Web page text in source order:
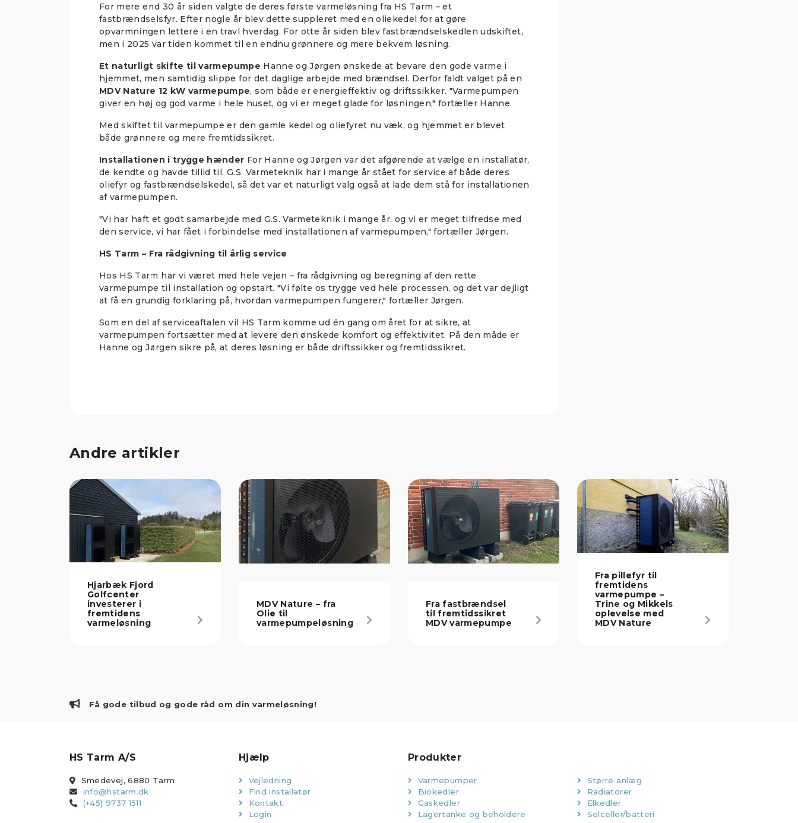
For mere end 30 år siden valgte de deres første varmeløsning fra HS Tarm – et
fastbrændselsfyr. Efter nogle år blev dette suppleret med en oliekedel for at gøre
opvarmningen lettere i en travl hverdag. For otte år siden blev fastbrændselskedlen udskiftet,
men i 2025 var tiden kommet til en endnu grønnere og mere bekvem løsning.
Et naturligt skifte til varmepumpe Hanne og Jørgen ønskede at bevare den gode varme i
hjemmet, men samtidig slippe for det daglige arbejde med brændsel. Derfor faldt valget på en
MDV Nature 12 kW varmepumpe, som både er energieffektiv og driftssikker. "Varmepumpen
giver en høj og god varme i hele huset, og vi er meget glade for løsningen," fortæller Hanne.
Med skiftet til varmepumpe er den gamle kedel og oliefyret nu væk, og hjemmet er blevet
både grønnere og mere fremtidssikret.
Installationen i trygge hænder For Hanne og Jørgen var det afgørende at vælge en installatør,
de kendte og havde tillid til. G.S. Varmeteknik har i mange år stået for service af både deres
oliefyr og fastbrændselskedel, så det var et naturligt valg også at lade dem stå for installationen
af varmepumpen.
"Vi har haft et godt samarbejde med G.S. Varmeteknik i mange år, og vi er meget tilfredse med
den service, vi har fået i forbindelse med installationen af varmepumpen," fortæller Jørgen.
HS Tarm – Fra rådgivning til årlig service
Hos HS Tarm har vi været med hele vejen – fra rådgivning og beregning af den rette
varmepumpe til installation og opstart. "Vi følte os trygge ved hele processen, og det var dejligt
at få en grundig forklaring på, hvordan varmepumpen fungerer," fortæller Jørgen.
Som en del af serviceaftalen vil HS Tarm komme ud én gang om året for at sikre, at
varmepumpen fortsætter med at levere den ønskede komfort og effektivitet. På den måde er
Hanne og Jørgen sikre på, at deres løsning er både driftssikker og fremtidssikret.
Andre artikler
Hjarbæk Fjord
Golfcenter
investerer i
fremtidens
varmeløsning
MDV Nature – fra
Olie til
varmepumpeløsning
Fra fastbrændsel
til fremtidssikret
MDV varmepumpe
Fra pillefyr til
fremtidens
varmepumpe –
Trine og Mikkels
oplevelse med
MDV Nature
Få gode tilbud og gode råd om din varmeløsning!
HS Tarm A/S
Smedevej, 6880 Tarm
info@hstarm.dk
(+45) 9737 1511
Hjælp
Vejledning
Find installatør
Kontakt
Login
Produkter
Varmepumper
Biokedler
Gaskedler
Lagertanke og beholdere
Større anlæg
Radiatorer
Elkedler
Solceller/batteri